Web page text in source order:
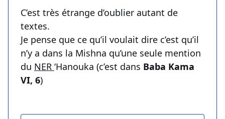
C’est très étrange d’oublier autant de
textes.
Je pense que ce qu’il voulait dire c’est qu’il
n’y a dans la Mishna qu’une seule mention
du NER ‘Hanouka (c’est dans Baba Kama
VI, 6)